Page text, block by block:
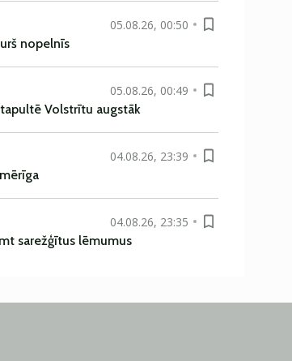
05.08.26, 00:50
nopelnīs
05.08.26, 00:49
Volstrītu augstāk
04.08.26, 23:39
04.08.26, 23:35
sarežģītus lēmumus